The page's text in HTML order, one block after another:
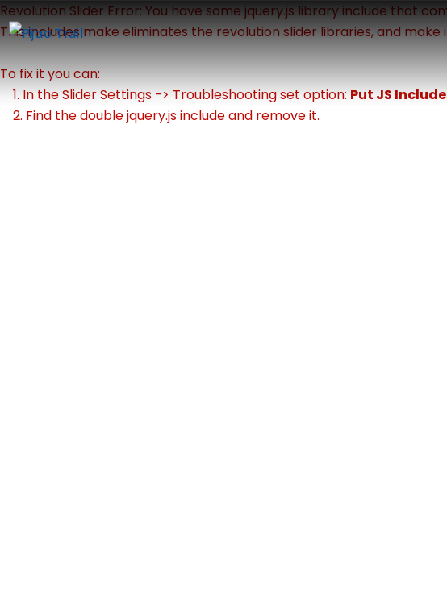
Revolution Slider Error: You have some jquery.js library include that
This includes make eliminates the revolution slider libraries, and make
To fix it you can:
1. In the Slider Settings -> Troubleshooting set option: Put JS
2. Find the double jquery.js include and remove it.